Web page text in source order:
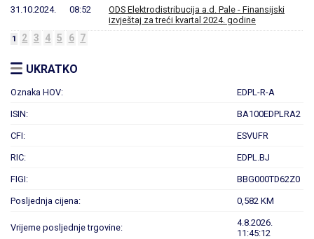
31.10.2024. 08:52
ODS Elektrodistribucija a.d. Pale - Finansijski
izvještaj za treći kvartal 2024. godine
1 2 3 4 5 6 7
UKRATKO
Oznaka HOV: EDPL-R-A
ISIN: BA100EDPLRA2
CFI: ESVUFR
RIC: EDPL.BJ
FIGI: BBG000TD62Z0
Posljednja cijena: 0,582 KM
Vrijeme posljednje trgovine:
4.8.2026.
11:45:12